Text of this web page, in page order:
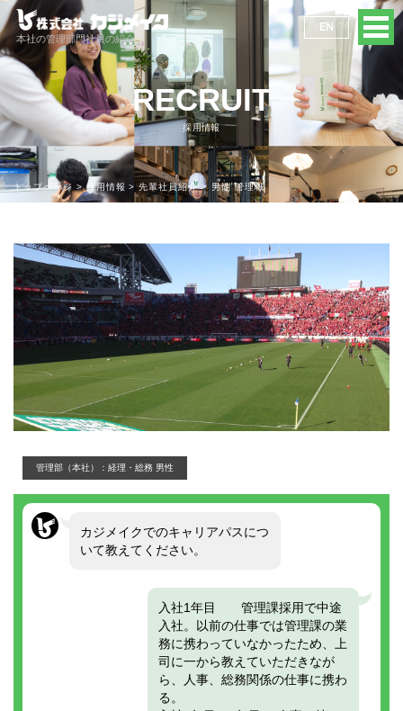
本社の管理部門社員の紹介
EN
RECRUIT
採用情報
トップページ 採用情報 先輩社員紹介 男性 管理職
管理部（本社）：経理・総務 男性
カジメイクでのキャリアパスにつ
いて教えてください。
入社1年目 管理課採用で中途
入社。以前の仕事では管理課の業
務に携わっていなかったため、上
司に一から教えていただきなが
ら、人事、総務関係の仕事に携わ
る。